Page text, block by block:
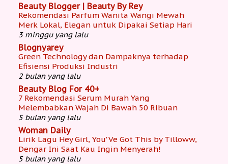
Beauty Blogger | Beauty By Rey
Rekomendasi Parfum Wanita Wangi Mewah
Merk Lokal, Elegan untuk Dipakai Setiap Hari
3 minggu yang lalu
Blognyarey
Green Technology dan Dampaknya terhadap
Efisiensi Produksi Industri
2 bulan yang lalu
Beauty Blog For 40+
7 Rekomendasi Serum Murah Yang
Melembabkan Wajah Di Bawah 50 Ribuan
5 bulan yang lalu
Woman Daily
Lirik Lagu Hey Girl, You'Ve Got This by Tilloww,
Dengar Ini Saat Kau Ingin Menyerah!
5 bulan yang lalu